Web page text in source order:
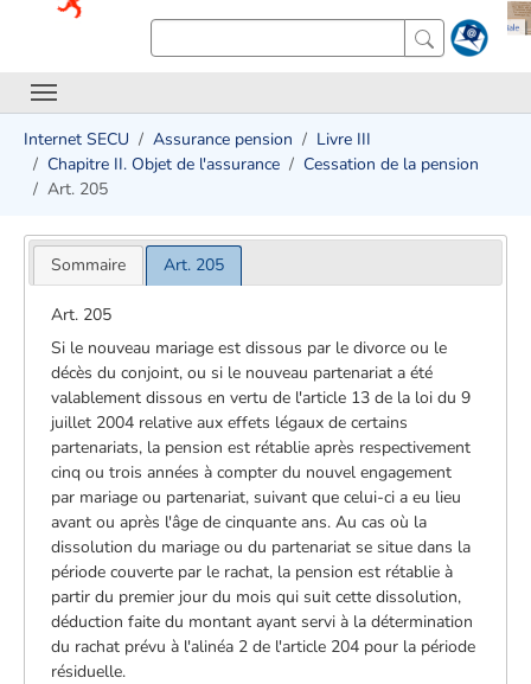
Internet SECU Assurance pension
Livre III
Chapitre II. Objet de l'assurance
Cessation de la pension
Art. 205
Sommaire Art. 205
Art. 205
Si le nouveau mariage est dissous par le divorce ou le
décès du conjoint, ou si le nouveau partenariat a été
valablement dissous en vertu de l'article 13 de la loi du 9
juillet 2004 relative aux effets légaux de certains
partenariats, la pension est rétablie après respectivement
cinq ou trois années à compter du nouvel engagement
par mariage ou partenariat, suivant que celui-ci a eu lieu
avant ou après l'âge de cinquante ans. Au cas où la
dissolution du mariage ou du partenariat se situe dans la
période couverte par le rachat, la pension est rétablie à
partir du premier jour du mois qui suit cette dissolution,
déduction faite du montant ayant servi à la détermination
du rachat prévu à l'alinéa 2 de l'article 204 pour la période
résiduelle.